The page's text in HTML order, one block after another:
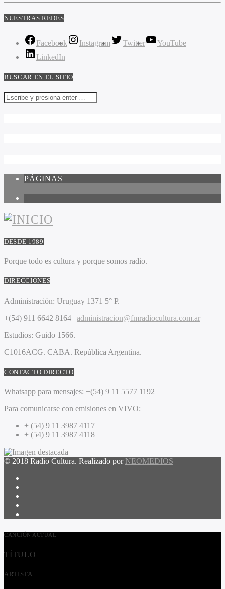
NUESTRAS REDES
Facebook Instagram Twitter
YouTube
LinkedIn
BUSCAR EN EL SITIO
PÁGINAS
DESDE 1989
Porque todo es cultura y porque somos radio.
DIRECCIONES
Administración: Uruguay 1371 5° P.
+(54) 911 6642 8164 | administracion@fmradiocultura.com.ar
Estudios: Guido 1566.
C1016ACG. CABA. República Argentina.
CONTACTO DIRECTO
Whatsapp para mensajes: +(54) 9 11 5577 1192
Para comunicarse con emisiones en VIVO:
+ (54) 9 11 3987 4117
+ (54) 9 11 3987 4118
© 2018 Radio Cultura. Realizado por NEOMEDIOS
CANCIÓN ACTUAL
TÍTULO
ARTISTA